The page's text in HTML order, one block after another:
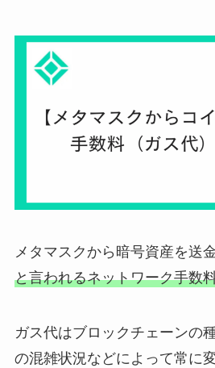
メタマスクから暗号資産を送
と言われるネットワーク手数
ガス代はブロックチェーンの
の混雑状況などによって常に